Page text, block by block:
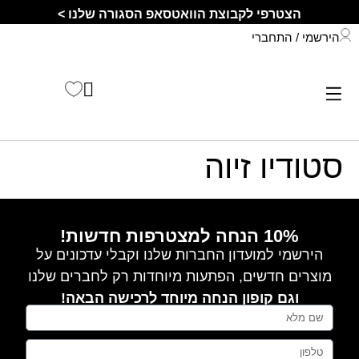
הצטרפי לקבוצת הוואטסאפ הסגורה שלנו >
הירשמי / התחברי
סטודיו זיוה
10% הנחה למצטרפות חדשות!
הירשמי למועדון החברות שלנו וקבלי עדכונים על
מוצרים חדשים, הפתעות מיוחדות רק לחברים שלנו
וגם קופון הנחה מיוחד לרכישה הבאה!